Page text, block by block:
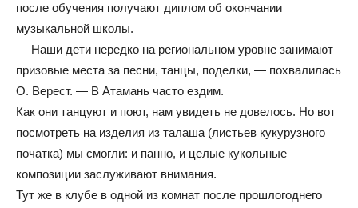
после обучения получают диплом об окончании
музыкальной школы.
— Наши дети нередко на региональном уровне занимают
призовые места за песни, танцы, поделки, — похвалилась
О. Верест. — В Атамань часто ездим.
Как они танцуют и поют, нам увидеть не довелось. Но вот
посмотреть на изделия из талаша (листьев кукурузного
початка) мы смогли: и панно, и целые кукольные
композиции заслуживают внимания.
Тут же в клубе в одной из комнат после прошлогоднего